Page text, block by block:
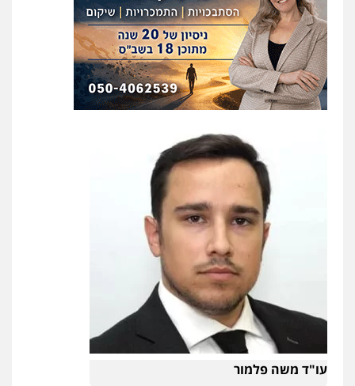
0549732303
עו"ד עמית רוזנצויג
משפט פלילי דיני תעבורה
0532700200
עו"ד אור בן שאנן
פלילי מעצרים וחקירות
0549199449
עו"ד מוחמד רחאל
פלילי פשיעה חמורה
מעצרים וחקירות
0502228917
בר ציון – אוזן משרד עורכי דין
עבירות תנועה תעבורה פשיעה
חמורה
0505258475עו"ד משה פלמור
עו"ד אורנת קמרון
פלילי תעבורה עורכי דין לענייני אסירים
משפחה נוער
0505417090
עו"ד חמאדה מסרי
0526631970
עו"ד אייל אביטל
פלילי פשיעה חמורה
0544712201
כבריאן, מזר – משרד עורכי דין
פלילי מעצרים וחקירות
0543986802